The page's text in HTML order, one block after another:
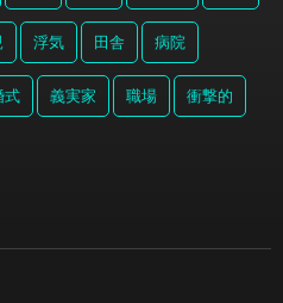
浮気 田舎 病院
式 義実家 職場 衝撃的